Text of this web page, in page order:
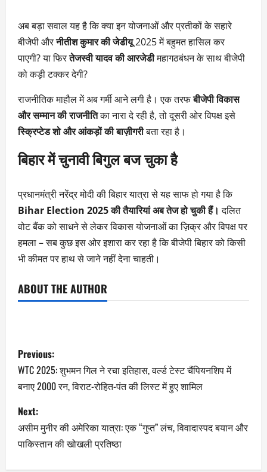
अब बड़ा सवाल यह है कि क्या इन योजनाओं और प्रतीकों के सहारे
बीजेपी औरनीतीश कुमार की जेडीयू2025 में बहुमत हासिल कर
पाएगी? या फिरतेजस्वी यादव की आरजेडीमहागठबंधन के साथ बीजेपी
को कड़ी टक्कर देगी?
राजनीतिक माहौल में अब गर्मी आने लगी है। एक तरफबीजेपी विकास
और सम्मान की राजनीतिका नारा दे रही है, तो दूसरी ओर विपक्ष इसे
स्क्रिप्टेड शो और आंकड़ों की बाज़ीगरीबता रहा है।
बिहार में चुनावी बिगुल बज चुका है
प्रधानमंत्री नरेंद्र मोदी की बिहार यात्रा से यह साफ हो गया है कि
Bihar Election 2025 की तैयारियां अब तेज हो चुकी हैं। दलित
वोट बैंक को साधने से लेकर विकास योजनाओं का ज़िक्र और विपक्ष पर
हमला – सब कुछ इस ओर इशारा कर रहा है कि बीजेपी बिहार को किसी
भी कीमत पर हाथ से जाने नहीं देना चाहती।
ABOUT THE AUTHOR
Previous:
WTC 2025: शुभमन गिल ने रचा इतिहास, वर्ल्ड टेस्ट चैंपियनशिप में
बनाए 2000 रन, विराट-रोहित-पंत की लिस्ट में हुए शामिल
Next:
असीम मुनीर की अमेरिका यात्रा: एक “गुप्त” लंच, विवादास्पद बयान और
पाकिस्तान की खोखली प्रतिष्ठा